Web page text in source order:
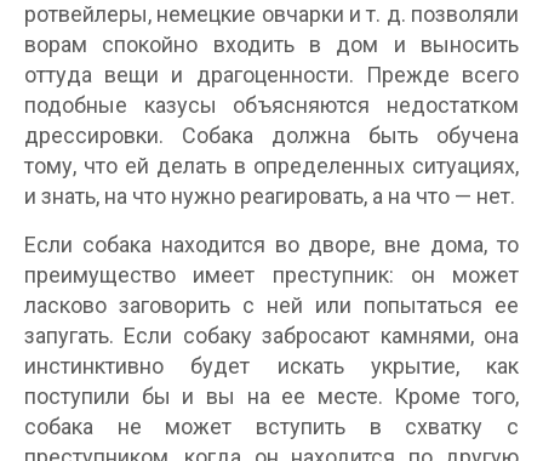
ротвейлеры, немецкие овчарки и т. д. позволяли
ворам спокойно входить в дом и выносить
оттуда вещи и драгоценности. Прежде всего
подобные казусы объясняются недостатком
дрессировки. Собака должна быть обучена
тому, что ей делать в определенных ситуациях,
и знать, на что нужно реагировать, а на что — нет.
Если собака находится во дворе, вне дома, то
преимущество имеет преступник: он может
ласково заговорить с ней или попытаться ее
запугать. Если собаку забросают камнями, она
инстинктивно будет искать укрытие, как
поступили бы и вы на ее месте. Кроме того,
собака не может вступить в схватку с